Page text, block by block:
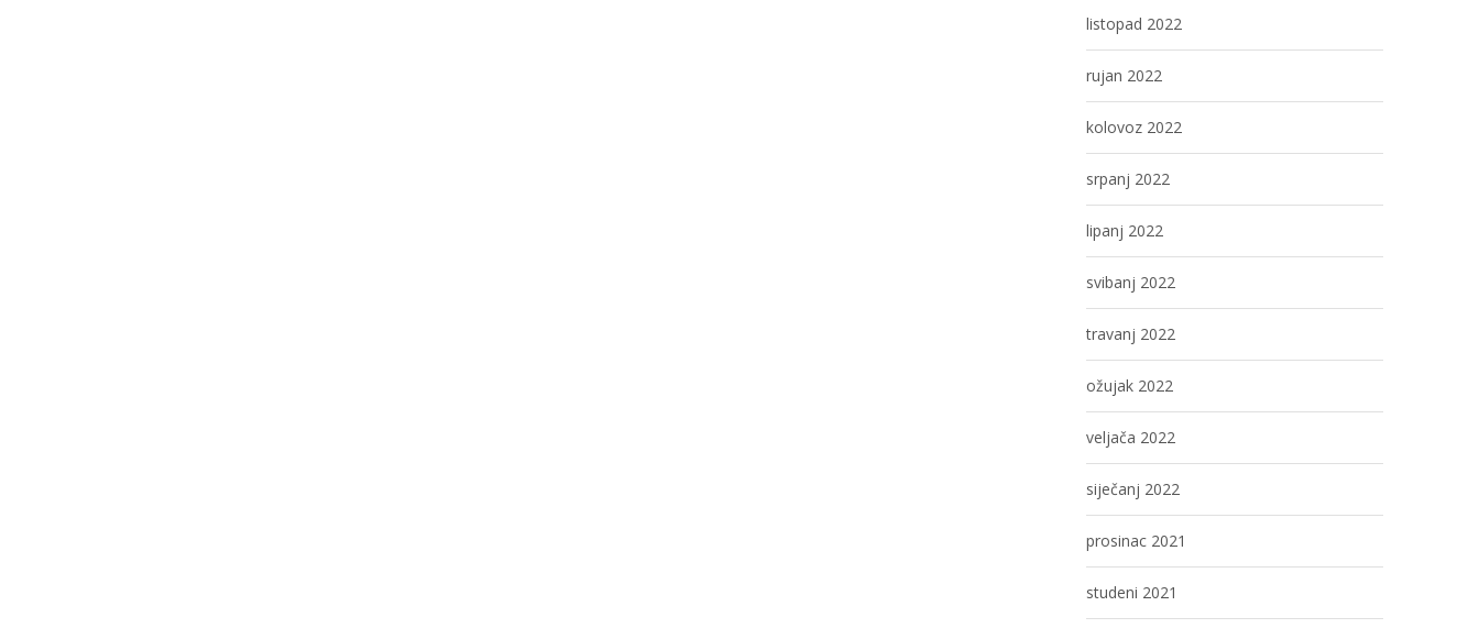
listopad 2022
rujan 2022
kolovoz 2022
srpanj 2022
lipanj 2022
svibanj 2022
travanj 2022
ožujak 2022
veljača 2022
siječanj 2022
prosinac 2021
studeni 2021